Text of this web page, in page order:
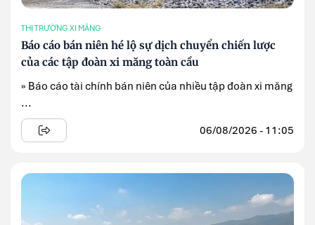
THỊ TRƯỜNG XI MĂNG
Báo cáo bán niên hé lộ sự dịch chuyển chiến lược
của các tập đoàn xi măng toàn cầu
» Báo cáo tài chính bán niên của nhiều tập đoàn xi măng
...
06/08/2026 - 11:05